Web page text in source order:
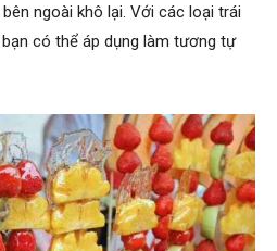
ngoài khô lại. Với các loại trái
có thể áp dụng làm tương tự